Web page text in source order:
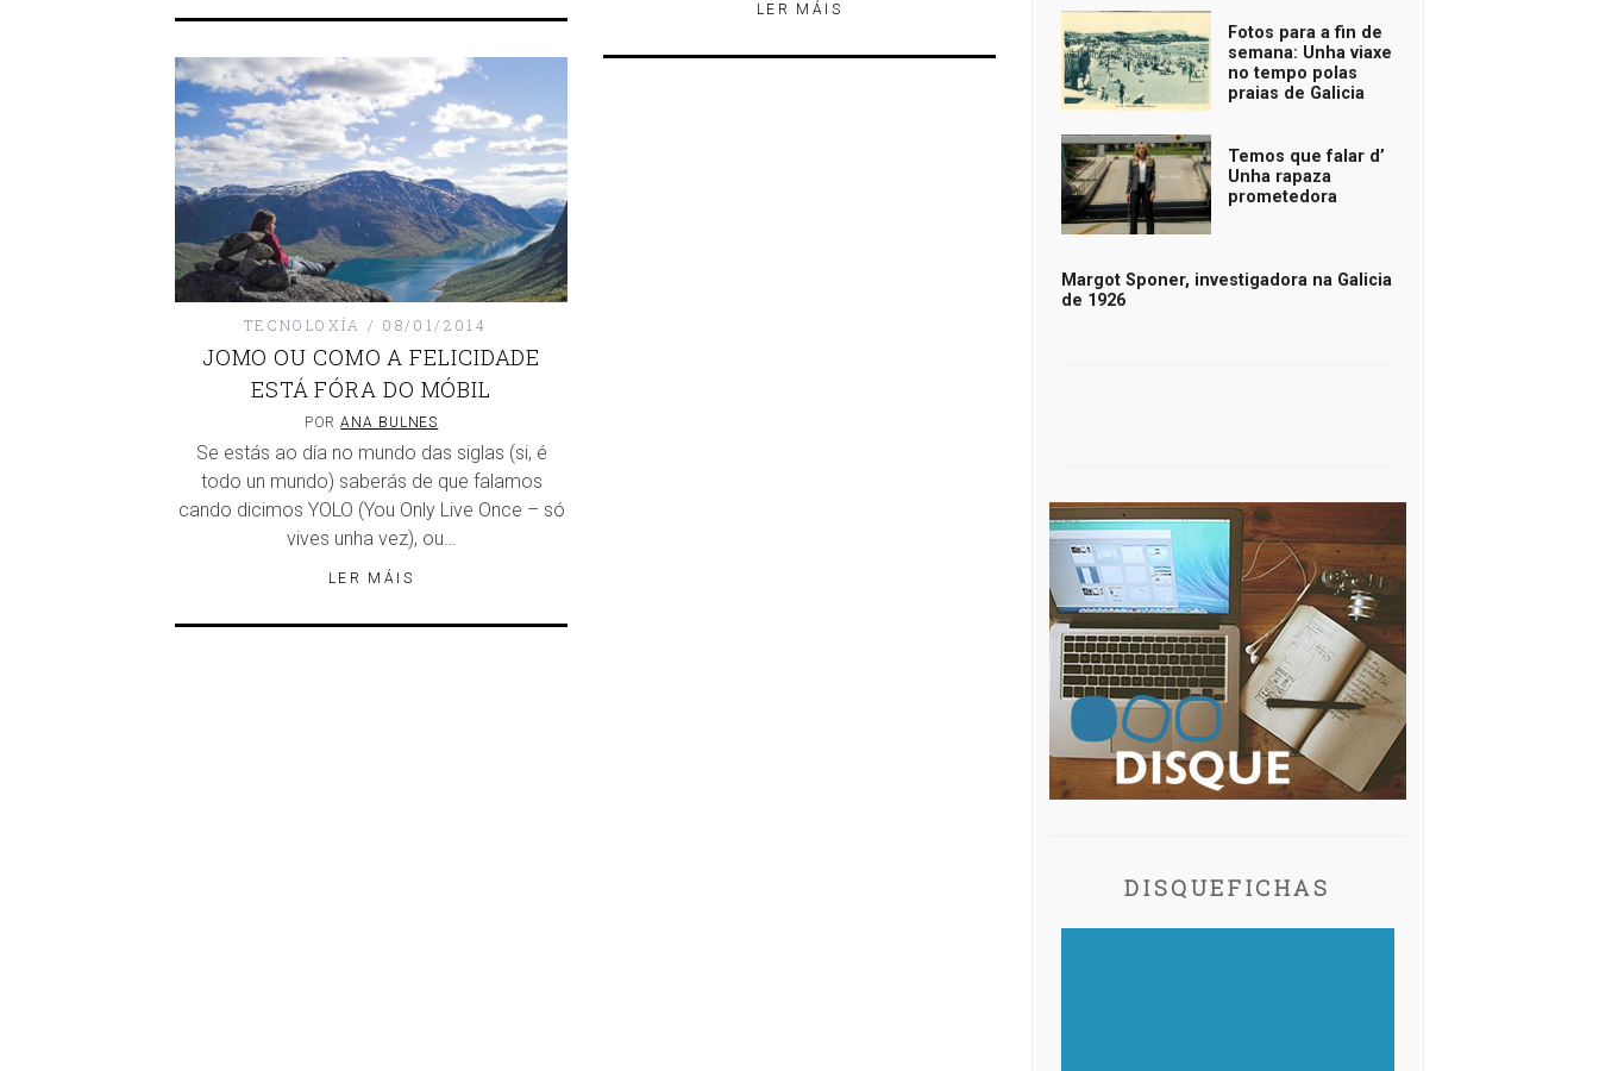
LER MÁIS
TECNOLOXÍA 08/01/2014
JOMO OU COMO A FELICIDADE
ESTÁ FÓRA DO MÓBIL
PORANA BULNES
Se estás ao día no mundo das siglas (si, é
todo un mundo) saberás de que falamos
cando dicimos YOLO (You Only Live Once – só
vives unha vez), ou…
LER MÁIS
Fotos para a fin de
semana: Unha viaxe
no tempo polas
praias de Galicia
Temos que falar d’
Unha rapaza
prometedora
Margot Sponer, investigadora na Galicia
de 1926
DISQUEFICHAS